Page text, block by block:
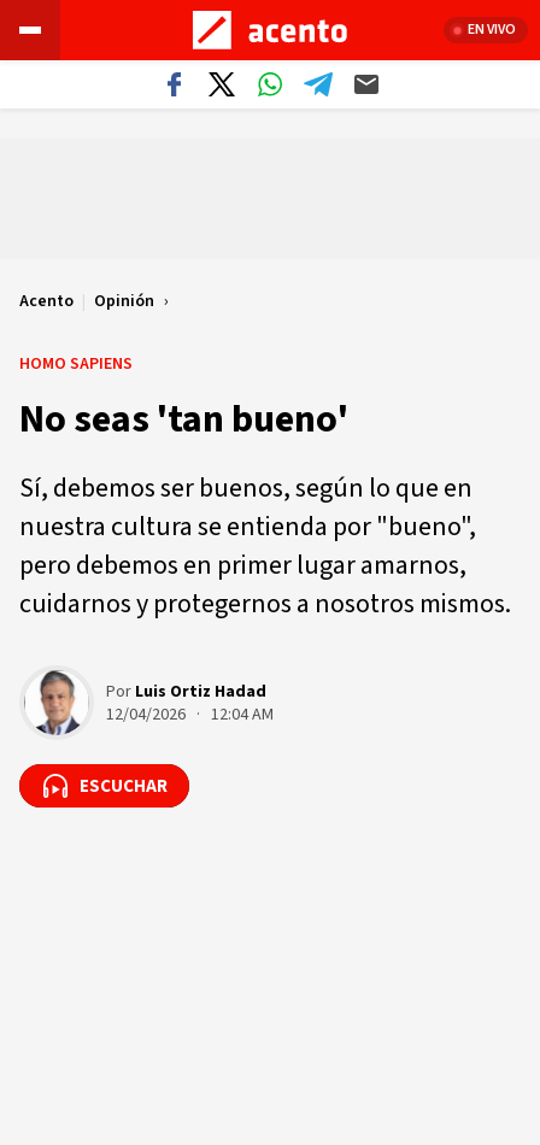
EN VIVO
Acento | Opinión
HOMO SAPIENS
No seas 'tan bueno'
Sí, debemos ser buenos, según lo que en
nuestra cultura se entienda por "bueno",
pero debemos en primer lugar amarnos,
cuidarnos y protegernos a nosotros mismos.
Por Luis Ortiz Hadad
12/04/2026 · 12:04 AM
ESCUCHAR
ESCUCHAR